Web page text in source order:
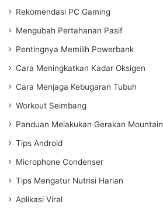
Rekomendasi PC Gaming
Mengubah Pertahanan Pasif
Pentingnya Memilih Powerbank
Cara Meningkatkan Kadar Oksigen
Cara Menjaga Kebugaran Tubuh
Workout Seimbang
Panduan Melakukan Gerakan Mountain
Tips Android
Microphone Condenser
Tips Mengatur Nutrisi Harian
Aplikasi Viral